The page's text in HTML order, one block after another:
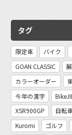
タグ
限定車 バイク
GOAN CLASSIC
カラーオーダー
今年の漢字
XSR900GP
自転
Kuromi
ゴルフ